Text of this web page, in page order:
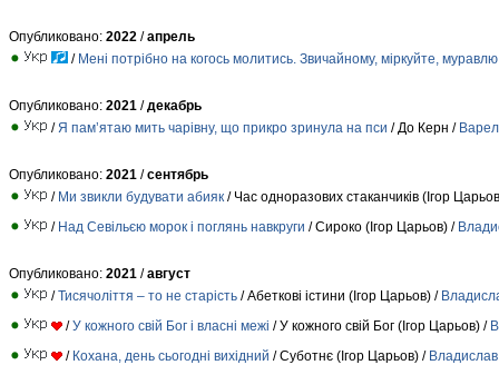
Опубликовано: 2022 /апрель
/ Мені потрібно на когось молитись. Звичайному, міркуйте, муравлю
Опубликовано: 2021 /декабрь
/ Я пам’ятаю мить чарівну, що прикро зринула на пси / До Керн /
Опубликовано: 2021 /сентябрь
/ Ми звикли будувати абияк / Час одноразових стаканчиків (Ігор
/ Над Севільєю морок і поглянь навкруги / Сироко (Ігор Царьов) /
Опубликовано: 2021 /август
/Тисячоліття – то не старість / Абеткові істини (Ігор Царьов) /
/У кожного свій Бог і власні межі / У кожного свій Бог (Ігор Царьов) /
/ Кохана, день сьогодні вихідний / Суботнє (Ігор Царьов) /